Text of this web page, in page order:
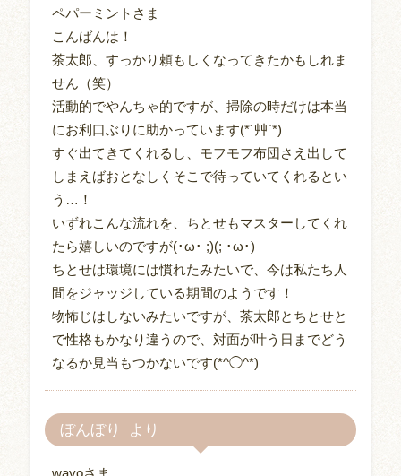
ペパーミントさま
こんばんは！
茶太郎、すっかり頼もしくなってきたかもしれま
せん（笑）
活動的でやんちゃ的ですが、掃除の時だけは本当
にお利口ぶりに助かっています(*´艸`*)
すぐ出てきてくれるし、モフモフ布団さえ出して
しまえばおとなしくそこで待っていてくれるとい
う…！
いずれこんな流れを、ちとせもマスターしてくれ
たら嬉しいのですが(･ω･ ;)(; ･ω･)
ちとせは環境には慣れたみたいで、今は私たち人
間をジャッジしている期間のようです！
物怖じはしないみたいですが、茶太郎とちとせと
で性格もかなり違うので、対面が叶う日までどう
なるか見当もつかないです(*^◯^*)
ぼんぼり
wayoさま